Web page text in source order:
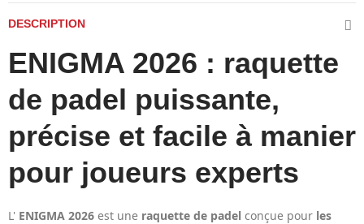
DESCRIPTION
ENIGMA 2026 : raquette
de padel puissante,
précise et facile à manier
pour joueurs experts
L' ENIGMA 2026 est une raquette de padel conçue pour les